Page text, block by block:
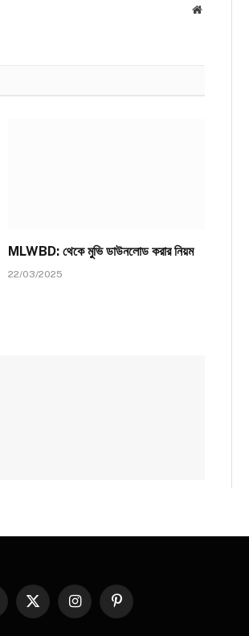
Website
MLWBD: থেকে মুভি ডাউনলোড করার নিয়ম
22/03/2025
X
InstagramPinterest